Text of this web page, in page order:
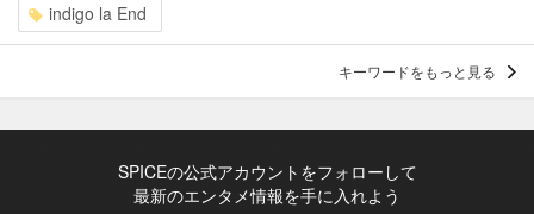
indigo la End
キーワードをもっと見る
SPICEの公式アカウントをフォローして
最新のエンタメ情報を手に入れよう